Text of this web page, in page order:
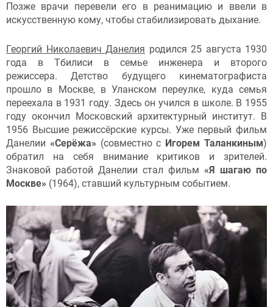
Позже врачи перевели его в реанимацию и ввели в
искусственную кому, чтобы стабилизировать дыхание.
Георгий Николаевич Данелия родился 25 августа 1930
года в Тбилиси в семье инженера и второго
режиссера. Детство будущего кинематографиста
прошло в Москве, в Уланском переулке, куда семья
переехала в 1931 году. Здесь он учился в школе. В 1955
году окончил Московский архитектурный институт. В
1956 Высшие режиссёрские курсы. Уже первый фильм
Данелии «Серёжа» (совместно с Игорем Таланкиным)
обратил на себя внимание критиков и зрителей.
Знаковой работой Данелии стал фильм «Я шагаю по
Москве» (1964), ставший культурным событием.